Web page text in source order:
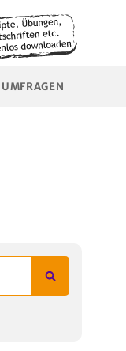
UMFRAGEN